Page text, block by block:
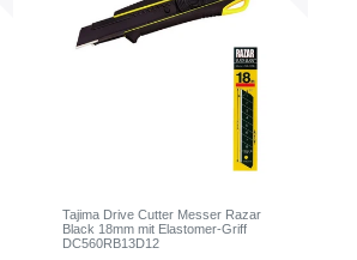
Tajima Drive Cutter Messer Razar
Black 18mm mit Elastomer-Griff
DC560RB13D12